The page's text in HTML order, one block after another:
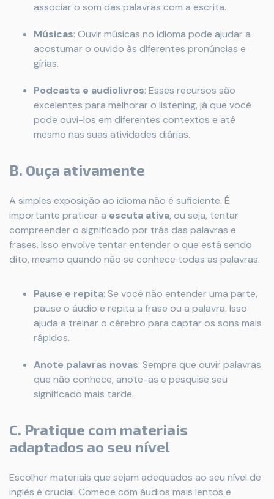
associar o som das palavras com a escrita.
Músicas: Ouvir músicas no idioma pode ajudar a
acostumar o ouvido às diferentes pronúncias e
gírias.
Podcasts e audiolivros: Esses recursos são
excelentes para melhorar o listening, já que você
pode ouvi-los em diferentes contextos e até
mesmo nas suas atividades diárias.
B. Ouça ativamente
A simples exposição ao idioma não é suficiente. É
importante praticar a escuta ativa, ou seja, tentar
compreender o significado por trás das palavras e
frases. Isso envolve tentar entender o que está sendo
dito, mesmo quando não se conhece todas as palavras.
Pause e repita: Se você não entender uma parte,
pause o áudio e repita a frase ou a palavra. Isso
ajuda a treinar o cérebro para captar os sons mais
rápidos.
Anote palavras novas: Sempre que ouvir palavras
que não conhece, anote-as e pesquise seu
significado mais tarde.
C. Pratique com materiais
adaptados ao seu nível
Escolher materiais que sejam adequados ao seu nível de
inglês é crucial. Comece com áudios mais lentos e